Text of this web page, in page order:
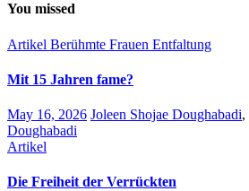
You missed
Artikel Berühmte Frauen Entfaltung
Mit 15 Jahren fame?
May 16, 2026 Joleen Shojae Doughabadi,
Doughabadi
Artikel
Die Freiheit der Verrückten